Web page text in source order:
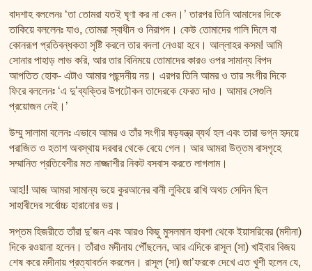
বাদশাহ বললেনঃ ‘তা তোমরা যতই ঘৃণা কর না কেন।’ তারপর তিনি আমাদের দিকে
তাকিয়ে বললেনঃ যাও, তোমরা স্বাধীন ও নিরাপদ। কেউ তোমাদের গালি দিলে বা
কোনরূপ প্রতিবন্ধকতা সৃষ্টি করলে তার বদলা নেওয়া হবে। আল্লাহর কসম! আমি
সোনার পাহাড় লাভ করি, আর তার বিনিময়ে তোমাদের কারও ওপর সামান্য বিপদ
আপতিত হোক- এটাও আমার পছন্দনীয় নয়। এরপর তিনি আমর ও তার সংগীর দিকে
ফিরে বললেনঃ ‘এ দু’ব্যক্তির উপঢৌকন তাদেরকে ফেরত দাও। আমার সেগুলি
প্রয়োজন নেই।’
উম্মু সালামা বলেনঃ এভাবে আমর ও তাঁর সংগীর ষড়যন্ত্র ব্যর্থ হল এবং তারা ভগ্ন হৃদয়ে
পরাজিত ও হতাশ অবস্থায় দরবার থেকে বেয়ে গেল। আর আমরা উত্তম বাসগৃহে
সম্মানিত প্রতিবেশীর মত নাজ্জাশীর নিকট বসবাস করতে লাগলাম।
আহ!! আজ আমরা সামান্য ভয়ে কুরআনের বানী লুকিয়ে রাখি অথচ সেদিন ছিল
সাহাবীদের সর্বোচ্চ হারানোর ভয়।
সপ্তম হিজরীতে তাঁরা দু’জন এবং আরও কিছু মুসলমান হাবশা থেকে ইয়াসরিবের (মদীনা)
দিকে রওয়ানা হলেন। তাঁরাও মদীনায় পৌঁছলেন, আর এদিকে রাসূল (সা) খাইবার বিজয়
শেষ করে মদীনায় প্রত্যাবর্তন করলেন। রাসূল (সা) জা’ফরকে দেখে এত খুশী হলেন যে,